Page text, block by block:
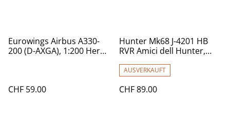
Eurowings Airbus A330-
200 (D-AXGA), 1:200 Herpa
CHF 59.00
Hunter Mk68 J-4201 HB
RVR Amici dell Hunter,
AUSVERKAUFT
CHF 89.00